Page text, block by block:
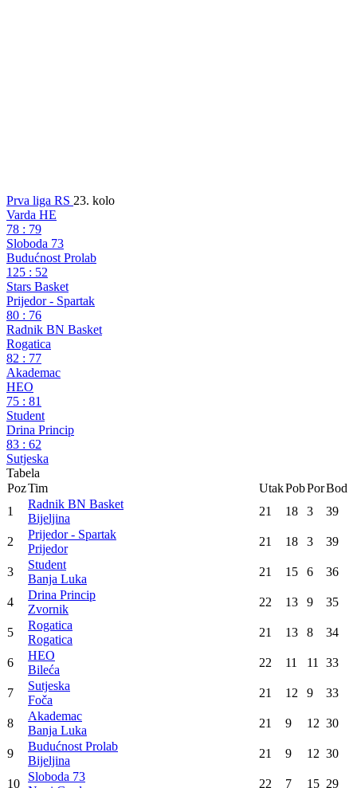
Prva liga RS 23. kolo
Varda HE
78 : 79
Sloboda 73
Budućnost Prolab
125 : 52
Stars Basket
Prijedor - Spartak
80 : 76
Radnik BN Basket
Rogatica
82 : 77
Akademac
HEO
75 : 81
Student
Drina Princip
83 : 62
Sutjeska
Tabela
PozTim UtakPobPorBod
1
Radnik BN Basket
Bijeljina
21 18 3 39
2
Prijedor - Spartak
Prijedor
21 18 3 39
3
Student
Banja Luka
21 15 6 36
4
Drina Princip
Zvornik
22 13 9 35
5
Rogatica
Rogatica
21 13 8 34
6
HEO
Bileća
22 11 11 33
7
Sutjeska
Foča
21 12 9 33
8
Akademac
Banja Luka
21 9 12 30
9
Budućnost Prolab
Bijeljina
21 9 12 30
10
Sloboda 73
22 7 15 29